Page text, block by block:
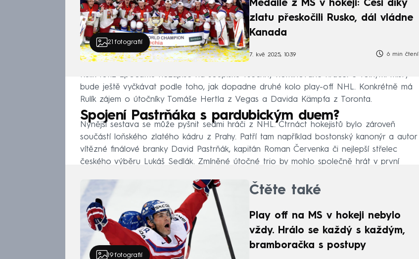
21 fotografií
Medaile z MS v hokeji: Češi díky
zlatu přeskočili Rusko, dál vládne
Kanada
7. kvě 2025, 10:39 6 min čtení
Rulík totiž zpočátku nezapíše na soupisku všechny nominované hráče. S volnými místy
bude ještě vyčkávat podle toho, jak dopadne druhé kolo play-off NHL. Konkrétně má
Rulík zájem o útočníky Tomáše Hertla z Vegas a Davida Kämpfa z Toronta.
Spojení Pastrňáka s pardubickým duem?
Nynější sestava se může pyšnit sedmi hráči z NHL. Čtrnáct hokejistů bylo zároveň
součástí loňského zlatého kádru z Prahy. Patří tam například bostonský kanonýr a autor
vítězné finálové branky David Pastrňák, kapitán Roman Červenka či nejlepší střelec
českého výběru Lukáš Sedlák. Zmíněné útočné trio by mohlo společně hrát v první
19fotografií
Čtěte také
Play off na MS v hokeji nebylo
vždy. Hrálo se každý s každým,
bramboračka s postupy